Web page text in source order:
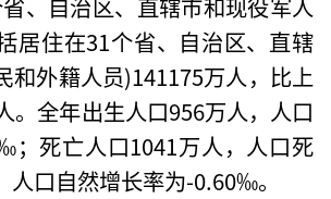
、自治区、直辖市和现役军人
居住在31个省、自治区、直辖
和外籍人员)141175万人，比上
。全年出生人口956万人，人口
；死亡人口1041万人，人口死
口自然增长率为-0.60‰。